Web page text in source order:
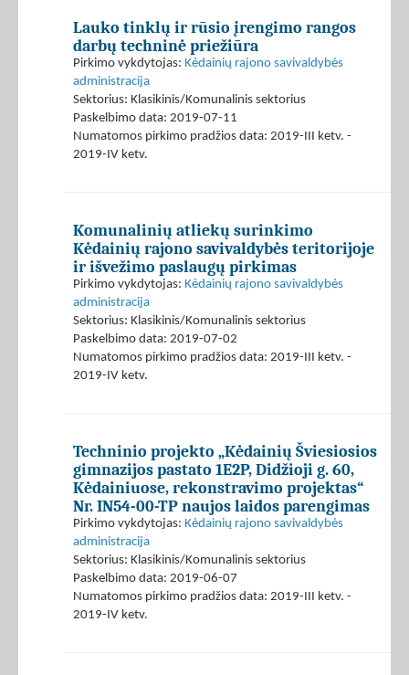
Lauko tinklų ir rūsio įrengimo rangos
darbų techninė priežiūra
Pirkimo vykdytojas: Kėdainių rajono savivaldybės
administracija
Sektorius: Klasikinis/Komunalinis sektorius
Paskelbimo data: 2019-07-11
Numatomos pirkimo pradžios data: 2019-III ketv. -
2019-IV ketv.
Komunalinių atliekų surinkimo
Kėdainių rajono savivaldybės teritorijoje
ir išvežimo paslaugų pirkimas
Pirkimo vykdytojas: Kėdainių rajono savivaldybės
administracija
Sektorius: Klasikinis/Komunalinis sektorius
Paskelbimo data: 2019-07-02
Numatomos pirkimo pradžios data: 2019-III ketv. -
2019-IV ketv.
Techninio projekto „Kėdainių Šviesiosios
gimnazijos pastato 1E2P, Didžioji g. 60,
Kėdainiuose, rekonstravimo projektas“
Nr. IN54-00-TP naujos laidos parengimas
Pirkimo vykdytojas: Kėdainių rajono savivaldybės
administracija
Sektorius: Klasikinis/Komunalinis sektorius
Paskelbimo data: 2019-06-07
Numatomos pirkimo pradžios data: 2019-III ketv. -
2019-IV ketv.